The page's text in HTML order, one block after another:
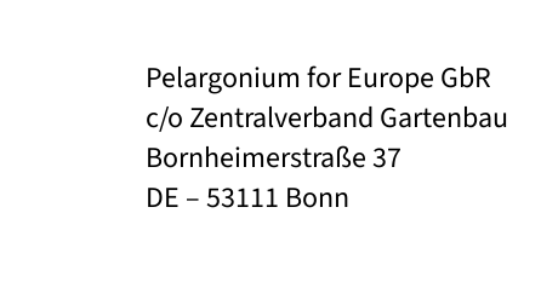
Pelargonium for Europe GbR
c/o Zentralverband Gartenbau
Bornheimerstraße 37
DE – 53111 Bonn